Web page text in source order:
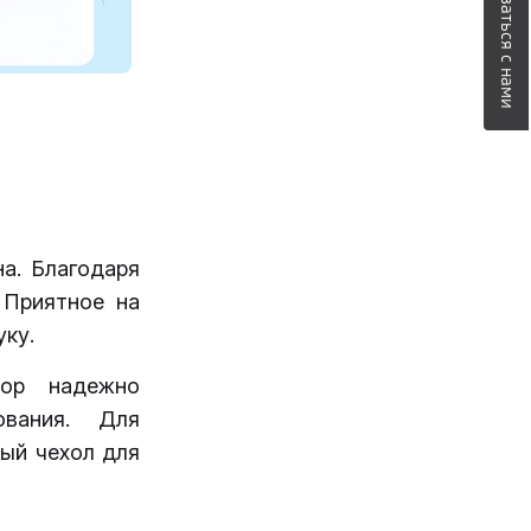
Связаться с нами
Благодаря
на
надежно
Для
чехол для